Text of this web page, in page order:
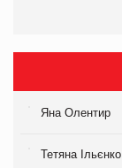
Яна Олентир
Тетяна Ільєнко